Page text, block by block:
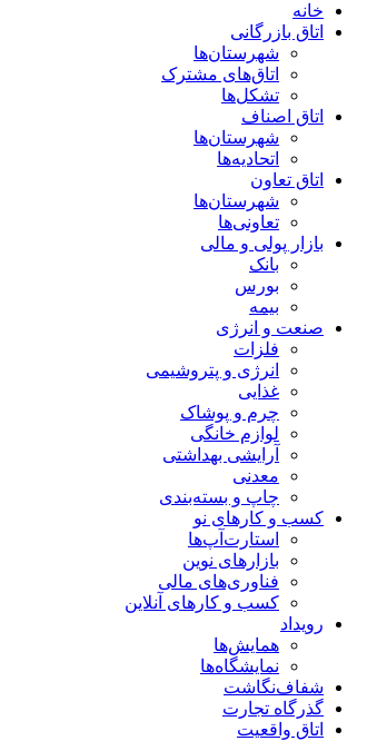
خانه
اتاق بازرگانی
شهرستان‌ها
اتاق‌های مشترک
تشکل‌ها
اتاق اصناف
شهرستان‌ها
اتحادیه‌ها
اتاق تعاون
شهرستان‌ها
تعاونی‌ها
بازار پولی و مالی
بانک
بورس
بیمه
صنعت و انرژی
فلزات
انرژی و پتروشیمی
غذایی
چرم و پوشاک
لوازم خانگی
آرایشی بهداشتی
معدنی
چاپ و بسته‌بندی
کسب و کارهای نو
استارت‌آپ‌ها
بازارهای نوین
فناوری‌های مالی
کسب و کارهای آنلاین
رویداد
همایش‌ها
نمایشگاه‌ها
شفاف‌نگاشت
گذرگاه تجارت
اتاق واقعیت